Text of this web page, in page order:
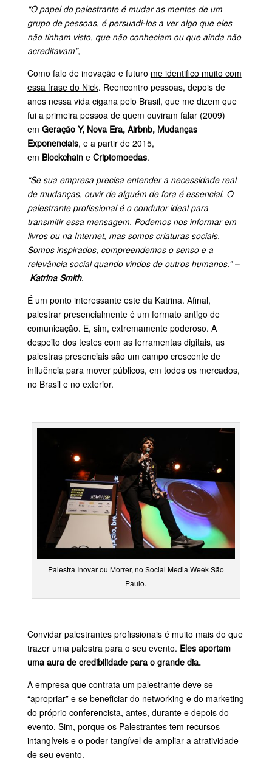
“O papel do palestrante é mudar as mentes de um
grupo de pessoas, é persuadi-los a ver algo que eles
não tinham visto, que não conheciam ou que ainda não
acreditavam”,
Como falo de inovação e futuro me identifico muito com
essa frase do Nick. Reencontro pessoas, depois de
anos nessa vida cigana pelo Brasil, que me dizem que
fui a primeira pessoa de quem ouviram falar (2009)
em Geração Y, Nova Era, Airbnb, Mudanças
Exponenciais, e a partir de 2015,
em BlockchaineCriptomoedas.
“Se sua empresa precisa entender a necessidade real
de mudanças, ouvir de alguém de fora é essencial. O
palestrante profissional é o condutor ideal para
transmitir essa mensagem. Podemos nos informar em
livros ou na Internet, mas somos criaturas sociais.
Somos inspirados, compreendemos o senso e a
relevância social quando vindos de outros humanos.” –
Katrina Smith.
É um ponto interessante este da Katrina. Afinal,
palestrar presencialmente é um formato antigo de
comunicação. E, sim, extremamente poderoso. A
despeito dos testes com as ferramentas digitais, as
palestras presenciais são um campo crescente de
influência para mover públicos, em todos os mercados,
no Brasil e no exterior.
Palestra Inovar ou Morrer, no Social Media Week São
Paulo.
Convidar palestrantes profissionais é muito mais do que
trazer uma palestra para o seu evento. Eles aportam
uma aura de credibilidade para o grande dia.
A empresa que contrata um palestrante deve se
“apropriar” e se beneficiar do networking e do marketing
do próprio conferencista, antes, durante e depois do
evento. Sim, porque os Palestrantes tem recursos
intangíveis e o poder tangível de ampliar a atratividade
de seu evento.